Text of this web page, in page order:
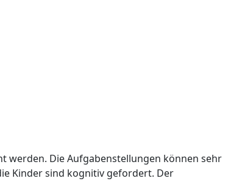
werden. Die Aufgabenstellungen können sehr
Kinder sind kognitiv gefordert. Der